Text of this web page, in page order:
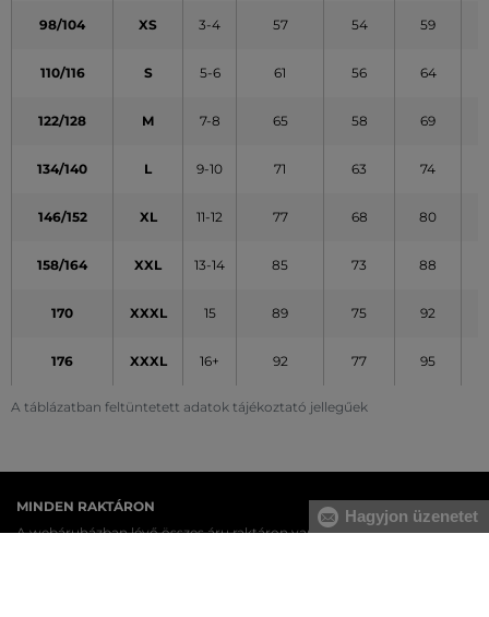
A táblázatban feltüntetett adatok tájékoztató jellegűek
98/104 XS 3-4 57 54 59
110/116 S 5-6 61 56 64
122/128 M 7-8 65 58 69
134/140 L 9-10 71 63 74
146/152 XL 11-12 77 68 80
158/164 XXL 13-14 85 73 88
170 XXXL 15 89 75 92
176 XXXL 16+ 92 77 95
MINDEN RAKTÁRON
A webáruházban lévő összes áru raktáron van.
Hagyjon üzenetet